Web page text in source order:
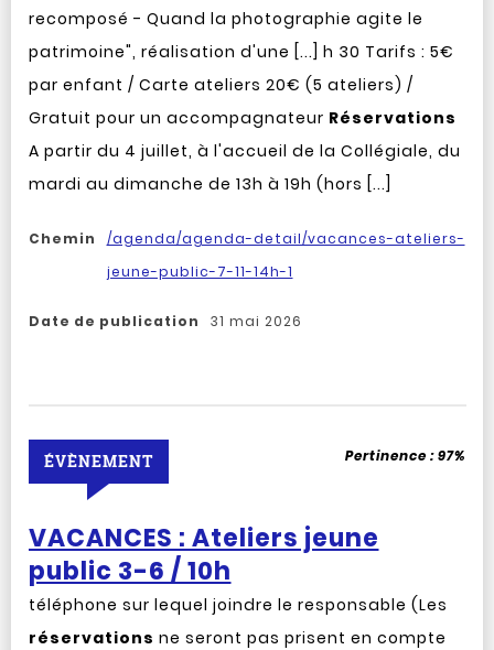
recomposé - Quand la photographie agite le
patrimoine", réalisation d'une [...] h 30 Tarifs : 5€
par enfant / Carte ateliers 20€ (5 ateliers) /
Gratuit pour un accompagnateur Réservations
A partir du 4 juillet, à l'accueil de la Collégiale, du
mardi au dimanche de 13h à 19h (hors [...]
Chemin
/agenda/agenda-detail/vacances-ateliers-
jeune-public-7-11-14h-1
Date de publication 31 mai 2026
VACANCES : Ateliers jeune
public 3-6 / 10h
ÉVÈNEMENT Pertinence :97%
téléphone sur lequel joindre le responsable (Les
réservations ne seront pas prisent en compte